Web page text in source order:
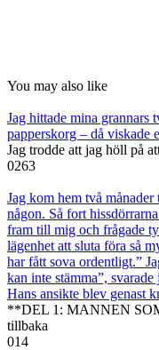
You may also like
Jag hittade mina
papperskorg – då viskade
Jag trodde att jag höll på
0263
Jag kom hem två
någon. Så fort
fram till mig och frågade
lägenhet att sluta föra så
har fått sova ordentligt.”
kan inte stämma”,
Hans ansikte blev genast
**DEL 1: MANNEN
tillbaka
014